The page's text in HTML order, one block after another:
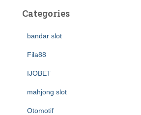
Categories
bandar slot
Fila88
IJOBET
mahjong slot
Otomotif